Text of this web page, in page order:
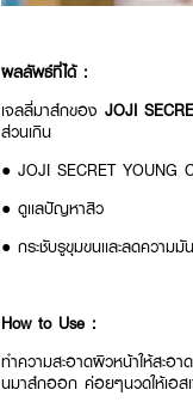
ผลลัพธ์ที่ได้ :
เจลลี่มาส์กของ JOJI
ส่วนเกิน
● JOJI SECRET YOUNG
● ดูเเลปัญหาสิว
● กระชับรูขุมขนเเละลดความมั
How to Use :
ทำความสะอาดผิวหน้าให้สะ
นมาส์กออก ค่อยๆนวดให้เอส